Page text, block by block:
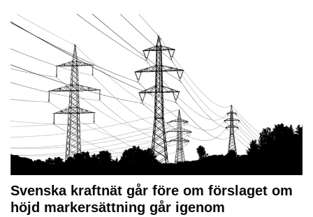
Svenska kraftnät går före om förslaget om
höjd markersättning går igenom